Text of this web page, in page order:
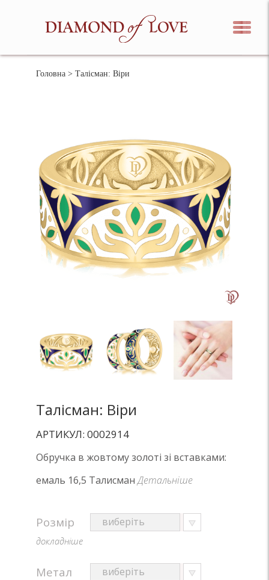
Головна > Талісман: Віри
Талісман: Віри
АРТИКУЛ: 0002914
Обручка в жовтому золоті зі вставками:
емаль 16,5 ТалисманДетальніше
Розмір
докладніше
Метал